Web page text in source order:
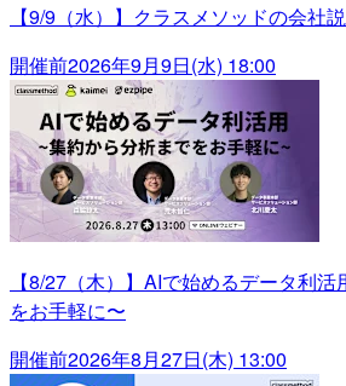
【9/9（水）】クラスメソッドの会社
開催前2026年9月9日(水) 18:00
【8/27（木）】AIで始めるデータ利
をお手軽に〜
開催前2026年8月27日(木) 13:00